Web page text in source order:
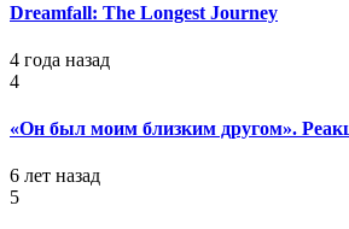
Dreamfall: The Longest Journey
4 года назад
4
«Он был моим близким другом».
6 лет назад
5